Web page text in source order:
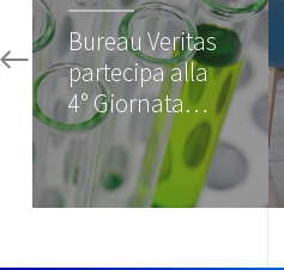
Bureau Veritas
partecipa alla
4° Giornata…